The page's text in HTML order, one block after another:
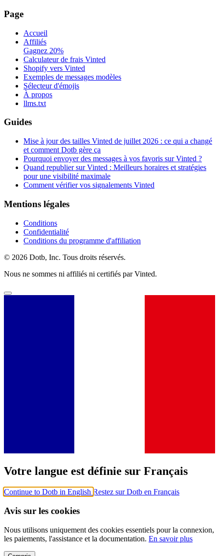
Page
Accueil
Affiliés
Gagnez 20%
Calculateur de frais Vinted
Shopify vers Vinted
Exemples de messages modèles
Sélecteur d'émojis
À propos
llms.txt
Guides
Mise à jour des tailles Vinted de juillet 2026 : ce qui a changé
et comment Dotb gère ça
Pourquoi envoyer des messages à vos favoris sur Vinted ?
Quand republier sur Vinted : Meilleurs horaires et stratégies
pour une visibilité maximale
Comment vérifier vos signalements Vinted
Mentions légales
Conditions
Confidentialité
Conditions du programme d'affiliation
© 2026 Dotb, Inc. Tous droits réservés.
Nous ne sommes ni affiliés ni certifiés par Vinted.
Votre langue est définie sur Français
Continue to Dotb in English Restez sur Dotb en Français
Avis sur les cookies
Nous utilisons uniquement des cookies essentiels pour la connexion,
les paiements, l'assistance et la documentation. En savoir plus